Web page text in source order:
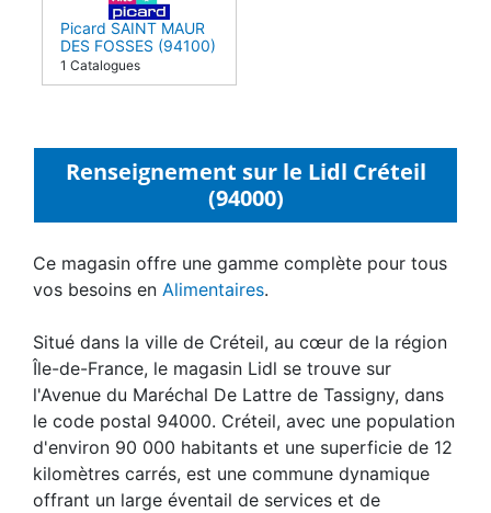
Picard SAINT MAUR
DES FOSSES (94100)
1 Catalogues
Renseignement sur le Lidl Créteil
(94000)
Ce magasin offre une gamme complète pour tous
vos besoins en Alimentaires.
Situé dans la ville de Créteil, au cœur de la région
Île-de-France, le magasin Lidl se trouve sur
l'Avenue du Maréchal De Lattre de Tassigny, dans
le code postal 94000. Créteil, avec une population
d'environ 90 000 habitants et une superficie de 12
kilomètres carrés, est une commune dynamique
offrant un large éventail de services et de